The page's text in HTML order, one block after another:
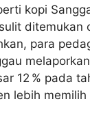
kopi
ditemukan
para
12 % pada
lebih